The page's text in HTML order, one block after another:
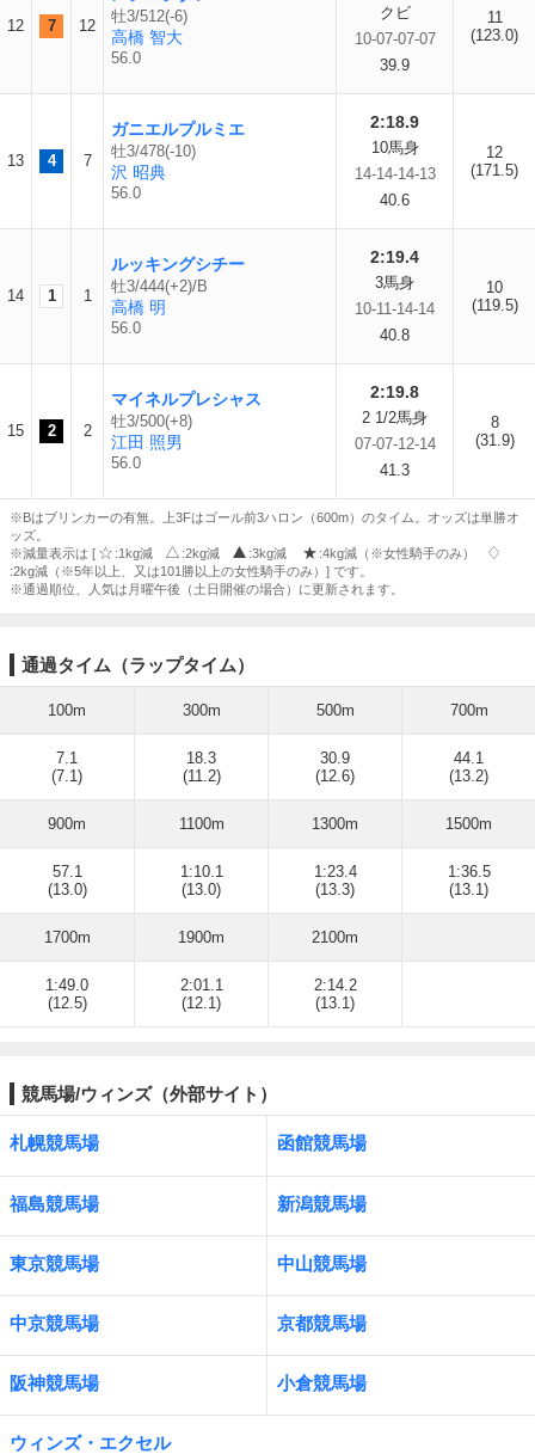
12 7 12
牡3/512(-6)
高橋 智大
56.0
クビ
10-07-07-07
39.9
11
(123.0)
13 4 7
ガニエルプルミエ
牡3/478(-10)
沢 昭典
56.0
2:18.9
10馬身
14-14-14-13
40.6
12
(171.5)
14 1 1
ルッキングシチー
牡3/444(+2)/B
高橋 明
56.0
2:19.4
3馬身
10-11-14-14
40.8
10
(119.5)
15 2 2
マイネルプレシャス
牡3/500(+8)
江田 照男
56.0
2:19.8
2 1/2馬身
07-07-12-14
41.3
8
(31.9)
※Bはブリンカーの有無。上3Fはゴール前3ハロン（600m）のタイム。オッズは単勝オ
ッズ。
※減量表示は [
:1kg減 :2kg減 :3kg減
:4kg減（※女性騎手のみ）
:2kg減（※5年以上、又は101勝以上の女性騎手のみ）] です。
※通過順位、人気は月曜午後（土日開催の場合）に更新されます。
通過タイム（ラップタイム）
100m 300m 500m 700m
7.1
(7.1)
18.3
(11.2)
30.9
(12.6)
44.1
(13.2)
900m 1100m 1300m 1500m
57.1
(13.0)
1:10.1
(13.0)
1:23.4
(13.3)
1:36.5
(13.1)
1700m 1900m 2100m
1:49.0
(12.5)
2:01.1
(12.1)
2:14.2
(13.1)
競馬場/ウィンズ（外部サイト）
札幌競馬場 函館競馬場
福島競馬場 新潟競馬場
東京競馬場 中山競馬場
中京競馬場 京都競馬場
阪神競馬場 小倉競馬場
ウィンズ・エクセル